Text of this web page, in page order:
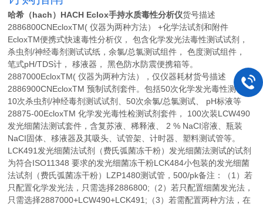
哈希（hach）HACH Eclox手持水质毒性分析仪货号描述
2886800CNEcloxTM( 仪器为两种方法） +化学法试剂和附件
EcloxTM便携式快速毒性分析仪， 包含化学发光法毒性测试试剂，
杀虫剂/神经毒剂测试试纸，余氯/总氯测试组件， 色度测试组件，
笔式pH/TDS计， 移液器， 黑色防水防震便携箱等。
2887000EcloxTM( 仪器为两种方法），仅仪器耗材货号描述
2886900CNEcloxTM 预制试剂套件。包括50次化学发光毒性测试、
10次杀虫剂/神经毒剂测试试剂、50次余氯/总氯测试、 pH标液等
28875-00EcloxTM 化学发光毒性检测试剂套件， 100次装LCW490
发光细菌法测试套件，含复苏液、稀释液、 2 % NaCI溶液、瓶装
NaCI固体、移液器及其吸头、试管架、计时器、塑料测试管等。
LCK491发光细菌法试剂（费氏弧菌冻干粉）发光细菌法测试的试剂
为符合ISO11348 要求的发光细菌冻干粉LCK484小包装的发光细菌
法试剂（费氏弧菌冻干粉）LZP1480测试管，500/pk备注：（1）若
只配置化学发光法，只需选择2886800;（2）若只配置细菌发光法，
只需选择2887000+LCW490+LCK491;（3）若需配置两种方法，在